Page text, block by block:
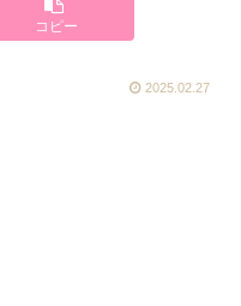
コピー
2025.02.27